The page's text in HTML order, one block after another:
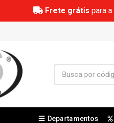
Frete grátis para a
Departamentos